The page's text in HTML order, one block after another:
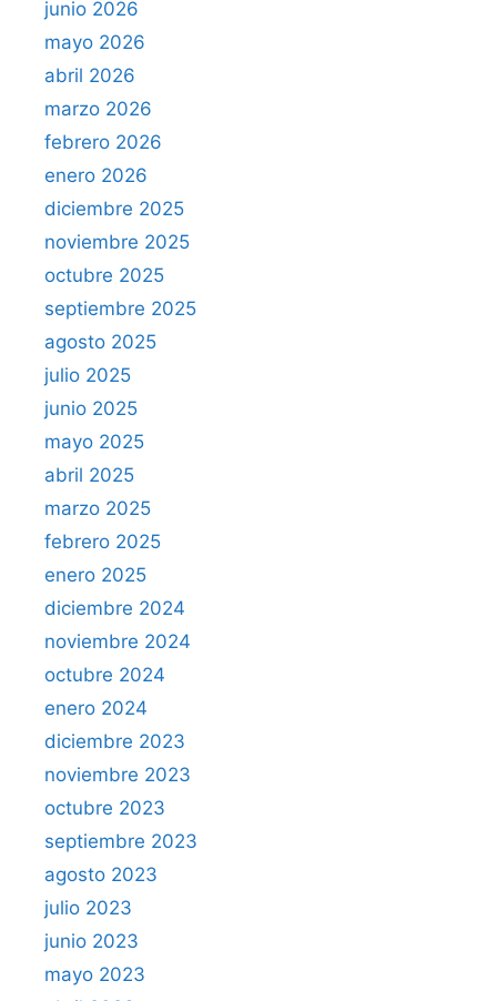
junio 2026
mayo 2026
abril 2026
marzo 2026
febrero 2026
enero 2026
diciembre 2025
noviembre 2025
octubre 2025
septiembre 2025
agosto 2025
julio 2025
junio 2025
mayo 2025
abril 2025
marzo 2025
febrero 2025
enero 2025
diciembre 2024
noviembre 2024
octubre 2024
enero 2024
diciembre 2023
noviembre 2023
octubre 2023
septiembre 2023
agosto 2023
julio 2023
junio 2023
mayo 2023